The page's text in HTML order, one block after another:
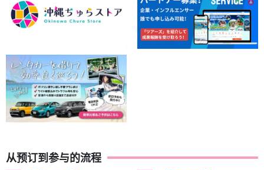
从预订到参与的流程